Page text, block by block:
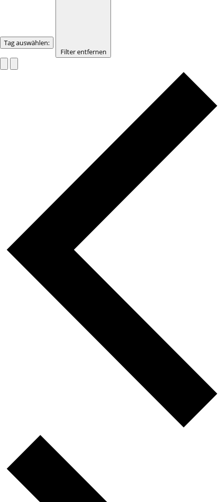
Tag auswählen:
Filter entfernen